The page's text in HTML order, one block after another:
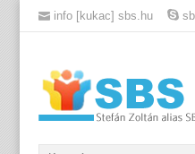
info [kukac] sbs.hu